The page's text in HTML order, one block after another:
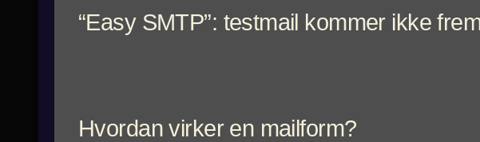
“Easy SMTP”: testmail kommer ikke
Hvordan virker en mailform?